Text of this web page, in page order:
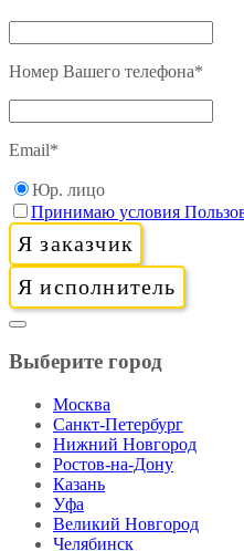
Номер Вашего телефона*
Email*
Юр. лицо
Принимаю условия
Я заказчик
Я исполнитель
Выберите город
Москва
Санкт-Петербург
Нижний Новгород
Ростов-на-Дону
Казань
Уфа
Великий Новгород
Челябинск